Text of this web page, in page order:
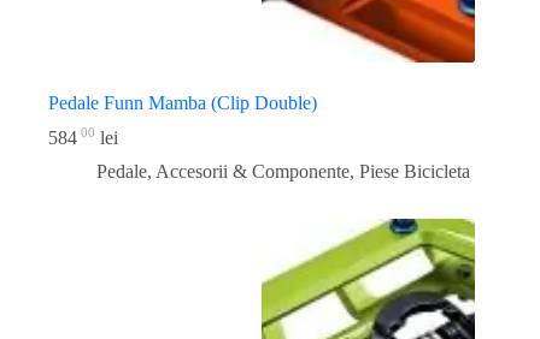
Pedale Funn Mamba (Clip Double)
584 00 lei
Pedale, Accesorii & Componente, Piese Bicicleta